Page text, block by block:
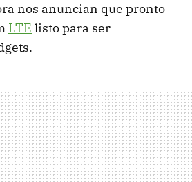
nos anuncian que pronto
LTE listo para ser